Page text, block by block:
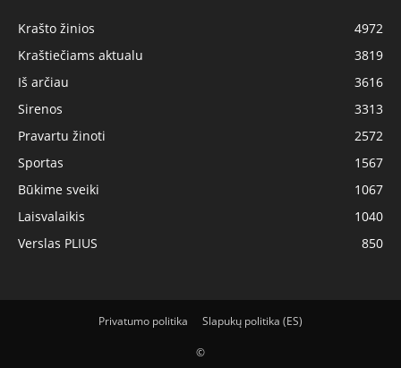
Krašto žinios
4972
Kraštiečiams aktualu
3819
Iš arčiau
3616
Sirenos
3313
Pravartu žinoti
2572
Sportas
1567
Būkime sveiki
1067
Laisvalaikis
1040
Verslas PLIUS
850
Privatumo politika Slapukų politika (ES)
©